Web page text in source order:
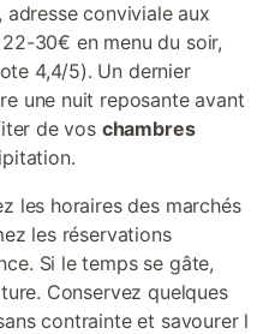
conviviale aux
30€ en menu du soir,
4,4/5). Un dernier
une nuit reposante avant
de vos chambres
les horaires des marchés
les réservations
Si le temps se gâte,
Conservez quelques
contrainte et savourer l